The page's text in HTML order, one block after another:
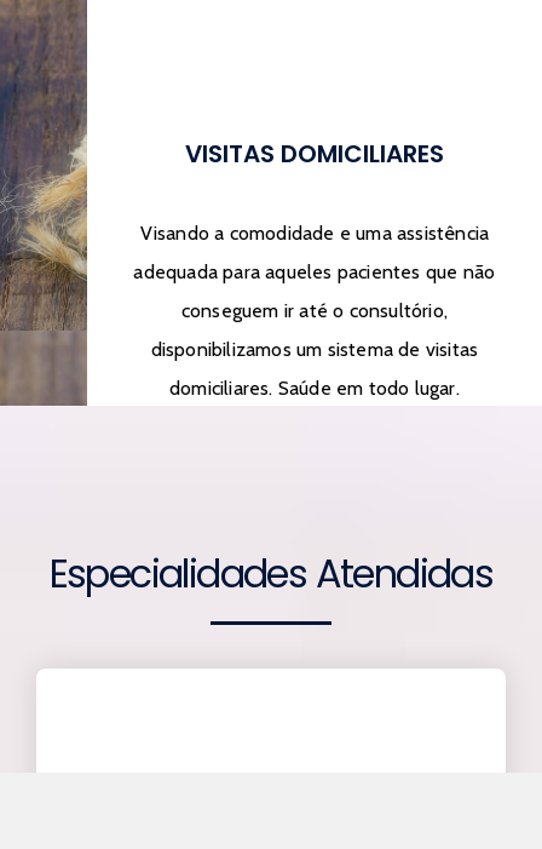
VISITAS DOMICILIARES
Visando a comodidade e uma assistência
adequada para aqueles pacientes que não
conseguem ir até o consultório,
disponibilizamos um sistema de visitas
domiciliares. Saúde em todo lugar.
Especialidades Atendidas